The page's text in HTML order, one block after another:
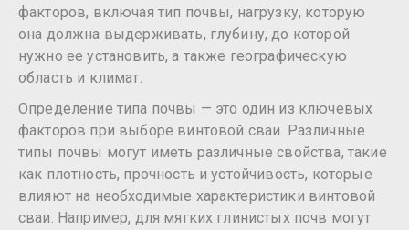
факторов, включая тип почвы, нагрузку, которую
она должна выдерживать, глубину, до которой
нужно ее установить, а также географическую
область и климат.
Определение типа почвы — это один из ключевых
факторов при выборе винтовой сваи. Различные
типы почвы могут иметь различные свойства, такие
как плотность, прочность и устойчивость, которые
влияют на необходимые характеристики винтовой
сваи. Например, для мягких глинистых почв могут